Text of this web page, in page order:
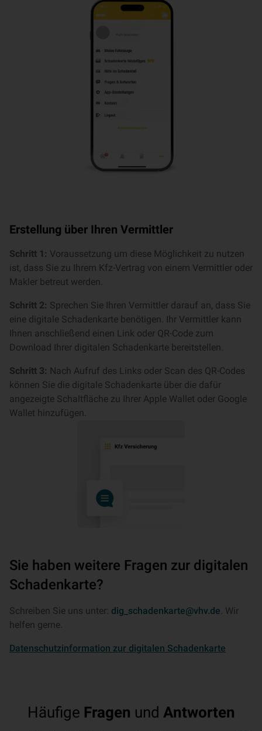
Erstellung über Ihren Vermittler
Schritt 1: Voraussetzung um diese Möglichkeit zu nutzen
ist, dass Sie zu Ihrem Kfz-Vertrag von einem Vermittler oder
Makler betreut werden.
Schritt 2: Sprechen Sie Ihren Vermittler darauf an, dass Sie
eine digitale Schadenkarte benötigen. Ihr Vermittler kann
Ihnen anschließend einen Link oder QR-Code zum
Download Ihrer digitalen Schadenkarte bereitstellen.
Schritt 3: Nach Aufruf des Links oder Scan des QR-Codes
können Sie die digitale Schadenkarte über die dafür
angezeigte Schaltfläche zu Ihrer Apple Wallet oder Google
Wallet hinzufügen.
Sie haben weitere Fragen zur digitalen
Schadenkarte?
Schreiben Sie uns unter: dig_schadenkarte@vhv.de. Wir
helfen gerne.
Datenschutzinformation zur digitalen Schadenkarte
Häufige Fragen und Antworten